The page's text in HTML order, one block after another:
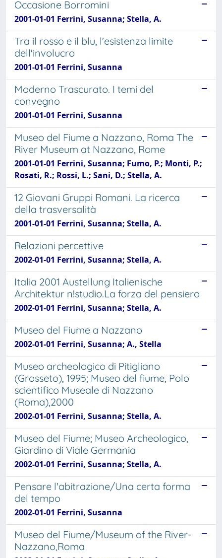
Occasione Borromini
2001-01-01 Ferrini, Susanna; Stella, A.
Tra il rosso e il blu, l'esistenza limite
dell'involucro
2001-01-01 Ferrini, Susanna
Moderno Trascurato. I temi del
convegno
2001-01-01 Ferrini, Susanna
Museo del Fiume a Nazzano, Roma The
River Museum at Nazzano, Rome
2001-01-01 Ferrini, Susanna; Fumo, P.; Monti, P.;
Rosati, R.; Rossi, L.; Sani, D.; Stella, A.
12 Giovani Gruppi Romani. La ricerca
della trasversalità
2001-01-01 Ferrini, Susanna; Stella, A.
Relazioni percettive
2002-01-01 Ferrini, Susanna; Stella, A.
Italia 2001 Austellung Italienische
Architektur n!studio.La forza del pensiero
2002-01-01 Ferrini, Susanna; Stella, A.
Museo del Fiume a Nazzano
2002-01-01 Ferrini, Susanna; A., Stella
Museo archeologico di Pitigliano
(Grosseto), 1995; Museo del fiume, Polo
scientifico Museale di Nazzano
(Roma),2000
2002-01-01 Ferrini, Susanna; Stella, A.
Museo del Fiume; Museo Archeologico,
Giardino di Viale Germania
2002-01-01 Ferrini, Susanna; Stella, A.
Pensare l'abitrazione/Una certa forma
del tempo
2002-01-01 Ferrini, Susanna
Museo del Fiume/Museum of the River-
Nazzano,Roma